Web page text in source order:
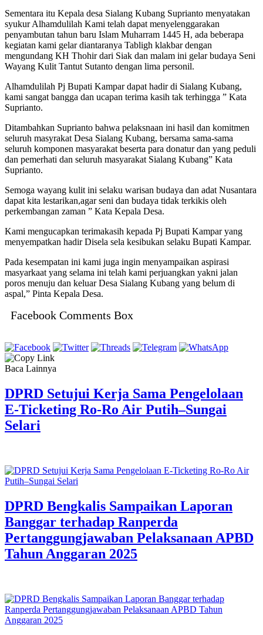
Sementara itu Kepala desa Sialang Kubang Suprianto menyatakan
syukur Alhamdulilah Kami telah dapat menyelenggarakan
penyambutan tahun baru Islam Muharram 1445 H, ada beberapa
kegiatan kami gelar diantaranya Tabligh klakbar dengan
mengundang KH Thohir dari Siak dan malam ini gelar budaya Seni
Wayang Kulit Tantut Sutanto dengan lima personil.
Alhamdulilah Pj Bupati Kampar dapat hadir di Sialang Kubang,
kami sangat bangga dan ucapan terima kasih tak terhingga ” Kata
Suprianto.
Ditambahkan Suprianto bahwa pelaksnaan ini hasil dan komitmen
seluruh masyrakat Desa Sialang Kubang, bersama sama-sama
seluruh komponen masyarakat beserta para donatur dan yang peduli
dan pemerhati dan seluruh masyarakat Sialang Kubang” Kata
Suprianto.
Semoga wayang kulit ini selaku warisan budaya dan adat Nusantara
dapat kita lestarikan,agar seni dan budaya tidak terkikis oleh
perkembangan zaman ” Kata Kepala Desa.
Kami mengucapkan terimakasih kepada Pj Bupati Kampar yang
menyempatkan hadir Disela sela kesibukan selaku Bupati Kampar.
Pada kesempatan ini kami juga ingin menyampaikan aspirasi
masyarkaat yang selama ini telah kami perjuangkan yakni jalan
poros menuju dan keluar Desa Sialang Kubang yang belum di
aspal,” Pinta Kepala Desa.
Facebook Comments Box
Baca Lainnya
DPRD Setujui Kerja Sama Pengelolaan
E-Ticketing Ro-Ro Air Putih–Sungai
Selari
DPRD Bengkalis Sampaikan Laporan
Banggar terhadap Ranperda
Pertanggungjawaban Pelaksanaan APBD
Tahun Anggaran 2025